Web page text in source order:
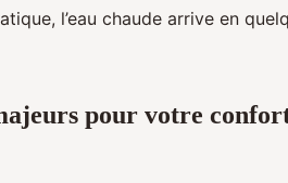
l’eau chaude arrive en
pour votre